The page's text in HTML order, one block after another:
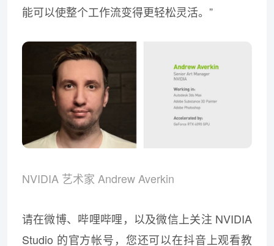
能可以使整个工作流变得更轻松灵活。”
NVIDIA 艺术家 Andrew Averkin
请在微博、哔哩哔哩，以及微信上关注 NVIDIA
Studio 的官方帐号，您还可以在抖音上观看教